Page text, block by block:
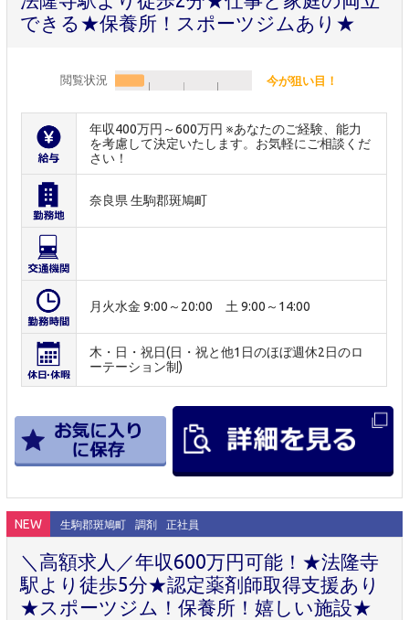
できる★保養所！スポーツジムあり★
閲覧状況 今が狙い目！
年収400万円～600万円 ※あなたのご経験、能力
を考慮して決定いたします。お気軽にご相談くだ
さい！
奈良県 生駒郡斑鳩町
月火水金 9:00～20:00 土 9:00～14:00
木・日・祝日(日・祝と他1日のほぼ週休2日のロ
ーテーション制)
NEW 生駒郡斑鳩町 調剤 正社員
＼高額求人／年収600万円可能！★法隆寺
駅より徒歩5分★認定薬剤師取得支援あり
★スポーツジム！保養所！嬉しい施設★